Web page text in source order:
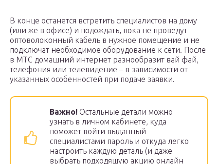
В конце останется встретить специалистов на дому
(или же в офисе) и подождать, пока не проведут
оптоволоконный кабель в нужное помещение и не
подключат необходимое оборудование к сети. После
в МТС домашний интернет разнообразит вай фай,
телефония или телевидение – в зависимости от
указанных особенностей при подаче заявки.
Важно! Остальные детали можно
узнать в личном кабинете, куда
поможет войти выданный
специалистами пароль и откуда легко
настроить каждую деталь (и даже
выбрать подходящую акцию онлайн